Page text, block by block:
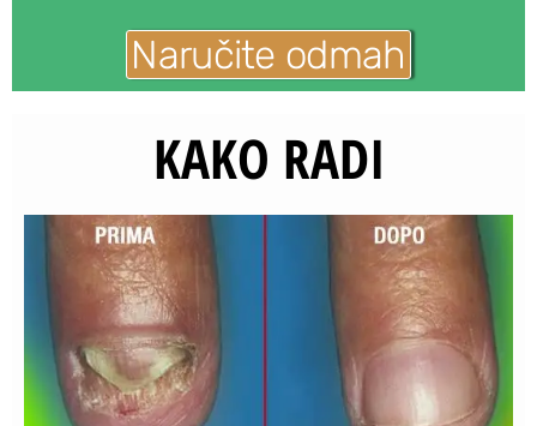
Naručite odmah
KAKO RADI